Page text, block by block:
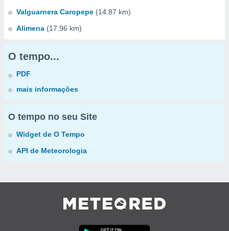
Valguarnera Caropepe (14.87 km)
Alimena (17.96 km)
O tempo...
PDF
mais informações
O tempo no seu Site
Widget de O Tempo
API de Meteorologia